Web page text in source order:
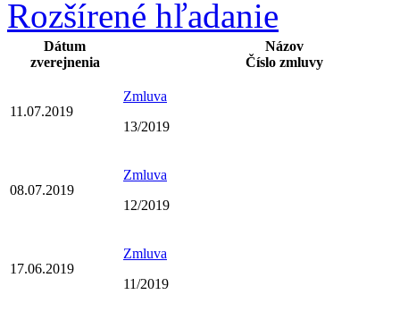
Rozšírené hľadanie
Dátum
zverejnenia
Názov
Číslo zmluvy
11.07.2019
Zmluva
13/2019
08.07.2019
Zmluva
12/2019
17.06.2019
Zmluva
11/2019